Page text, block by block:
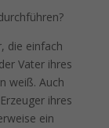
die einfach
Vater ihres
weiß. Auch
ihres
ein